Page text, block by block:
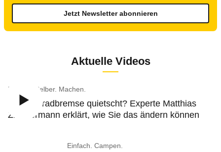
Jetzt Newsletter abonnieren
Aktuelle Videos
Einfach. Selber. Machen.
Die Fahrradbremse quietscht? Experte Matthias
Zimmermann erklärt, wie Sie das ändern können
Einfach. Campen.